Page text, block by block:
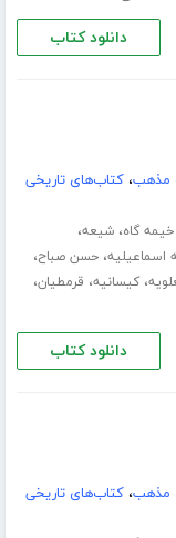
دانلود کتاب
مذهب،کتاب‌های تاریخی
خیمه گاه،شیعه،
اسماعیلیه،حسن صباح،
،کیسانیه، قرمطیان،
دانلود کتاب
مذهب،کتاب‌های تاریخی